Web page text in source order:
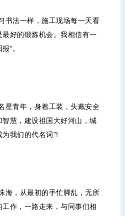
法一样，施工现场每一天看
好的锻炼机会。我相信有一
”。
青年，身着工装，头戴安全
慧，建设祖国大好河山，城
我们的代名词”!
，从最初的手忙脚乱，无所
作，一路走来，与同事们相